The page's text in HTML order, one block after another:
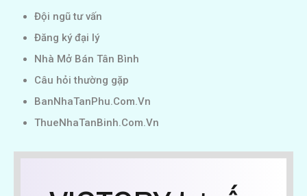
Đội ngũ tư vấn
Đăng ký đại lý
Nhà Mở Bán Tân Bình
Câu hỏi thường gặp
BanNhaTanPhu.Com.Vn
ThueNhaTanBinh.Com.Vn